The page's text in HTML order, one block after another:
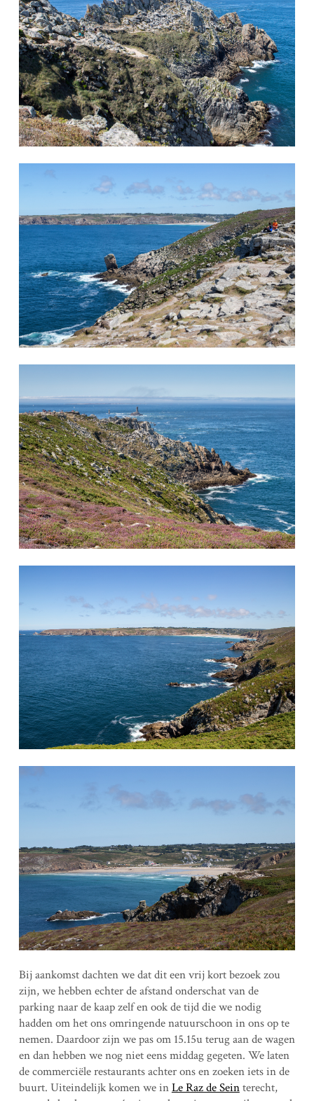
Bij aankomst dachten we dat dit een vrij kort bezoek zou
zijn, we hebben echter de afstand onderschat van de
parking naar de kaap zelf en ook de tijd die we nodig
hadden om het ons omringende natuurschoon in ons op te
nemen. Daardoor zijn we pas om 15.15u terug aan de wagen
en dan hebben we nog niet eens middag gegeten. We laten
de commerciële restaurants achter ons en zoeken iets in de
buurt. Uiteindelijk komen we inLe Raz de Seinterecht,